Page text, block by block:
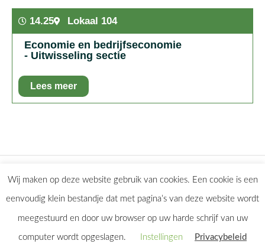
vragen en reacties. Ook enkele leden van de TOT-
Amsterdam laten iets zien. Iedereen neemt iets uit het
kabinet mee, een demo of handig opruimidee of spulletjes
van een goed lopend practicum of iets dergelijks.
14.25 Lokaal 104
Economie en bedrijfseconomie
- Uitwisseling sectie
Lees meer
Home Naar alle sessies
Wij maken op deze website gebruik van cookies. Een cookie is een
eenvoudig klein bestandje dat met pagina’s van deze website wordt
meegestuurd en door uw browser op uw harde schrijf van uw
computer wordt opgeslagen. Instellingen Privacybeleid